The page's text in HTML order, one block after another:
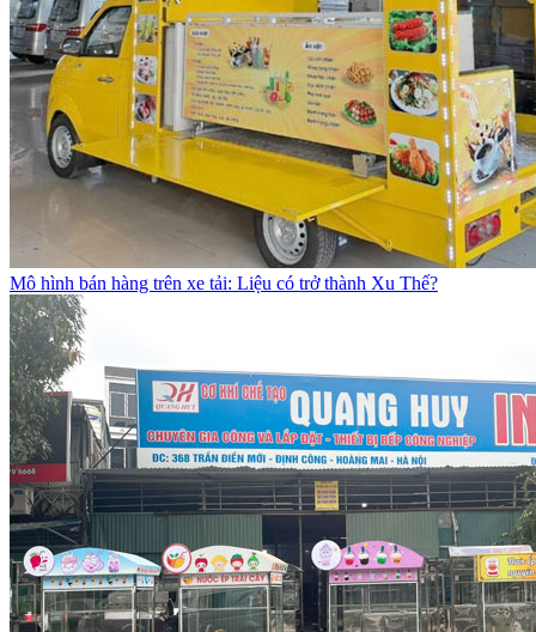
Mô hình bán hàng trên xe tải: Liệu có trở thành Xu Thế?